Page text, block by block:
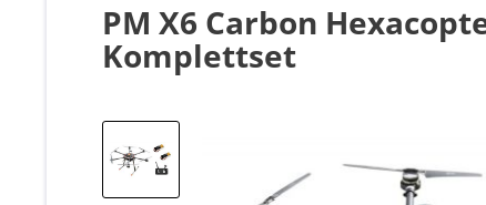
PM X6 Carbon
Komplettset